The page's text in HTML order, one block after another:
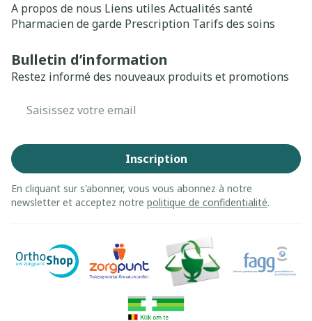
A propos de nous Liens utiles Actualités santé
Pharmacien de garde Prescription Tarifs des soins
Bulletin d’information
Restez informé des nouveaux produits et promotions
Inscription
En cliquant sur s'abonner, vous vous abonnez à notre
newsletter et acceptez notre politique de confidentialité.